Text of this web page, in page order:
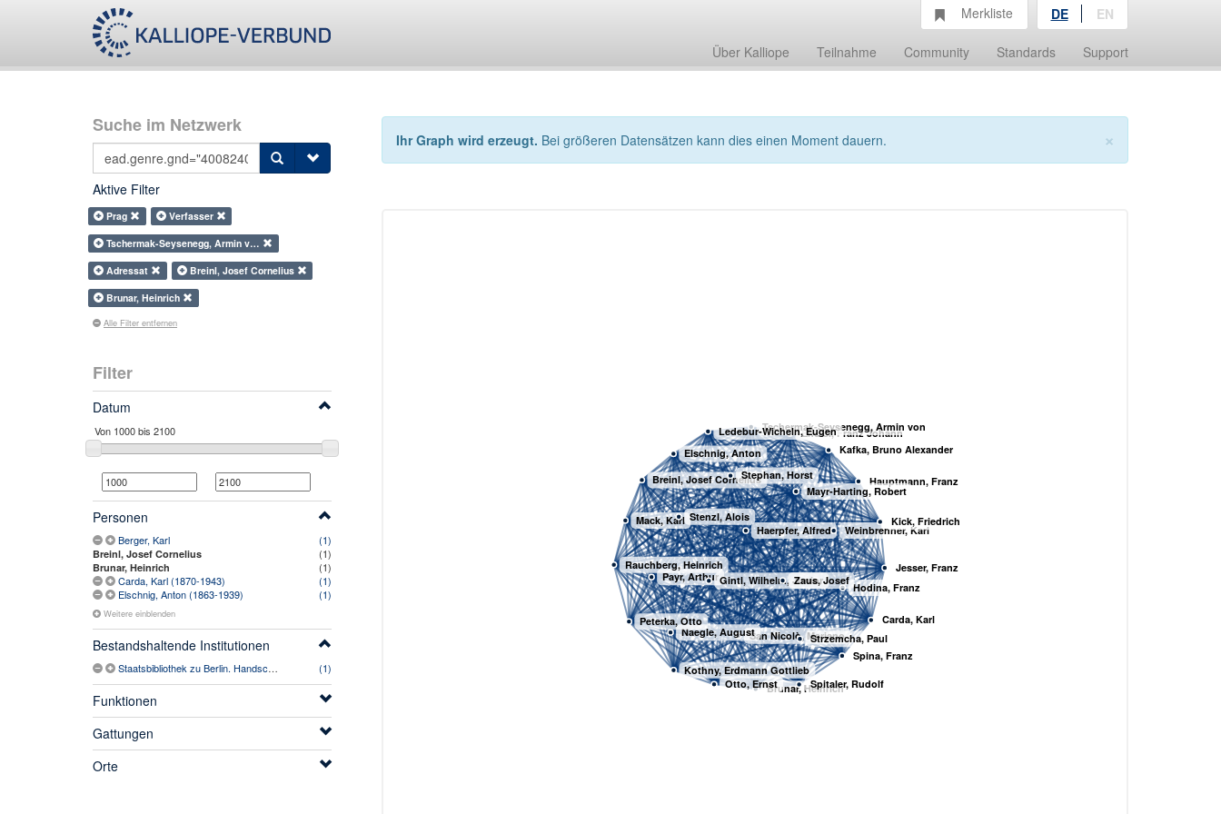
Über Kalliope Teilnahme Community Standards Support
Merkliste DE EN
Suche im Netzwerk
Aktive Filter
Prag
Verfasser
Tschermak-Seysenegg, Armin v…
Adressat
Breinl, Josef Cornelius
Brunar, Heinrich
Alle Filter entfernen
Filter
Datum
Personen
Berger, Karl (1)
Breinl, Josef Cornelius (1)
Brunar, Heinrich
(1)
Carda, Karl (1870-1943)
(1)
Elschnig, Anton (1863-1939)
(1)
Weitere einblenden
Bestandshaltende Institutionen
Staatsbibliothek zu Berlin. Handschriftenabteilung (1)
Funktionen
Gattungen
Orte
×
Ihr Graph wird erzeugt. Bei größeren Datensätzen kann dies einen Moment dauern.
Hauptmann, Franz
Hodina, Franz
Haerpfer, Alfred
San Nicolò, Mariano
Mack, Karl
Carda, Karl
Weinbrenner, Karl
Strzemcha, Paul
Stenzl, Alois
Kafka, Bruno Alexander
Spina, Franz
Kothny, Erdmann Gottlieb
Brunar, Heinrich
Payr, Arthur
Breinl, Josef Cornelius
Kick, Friedrich
Jesser, Franz
Endler, Franz Johann
Gintl, Wilhelm, Junior
Mayr-Harting, Robert
Rauchberg, Heinrich
Elschnig, Anton
Zaus, Josef
Otto, Ernst Spitaler, Rudolf
Tschermak-Seysenegg, Armin von
Naegle, August
Peterka, Otto
Stephan, Horst
Ledebur-Wicheln, Eugen